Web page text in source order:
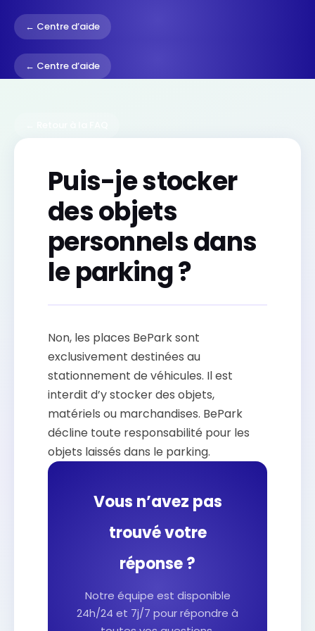
← Centre d’aide
← Centre d’aide
Puis-je stocker
des objets
personnels dans
le parking ?
Non, les places BePark sont
exclusivement destinées au
stationnement de véhicules. Il est
interdit d’y stocker des objets,
matériels ou marchandises. BePark
décline toute responsabilité pour les
objets laissés dans le parking.
Vous n’avez pas
trouvé votre
réponse ?
Notre équipe est disponible
24h/24 et 7j/7 pour répondre à